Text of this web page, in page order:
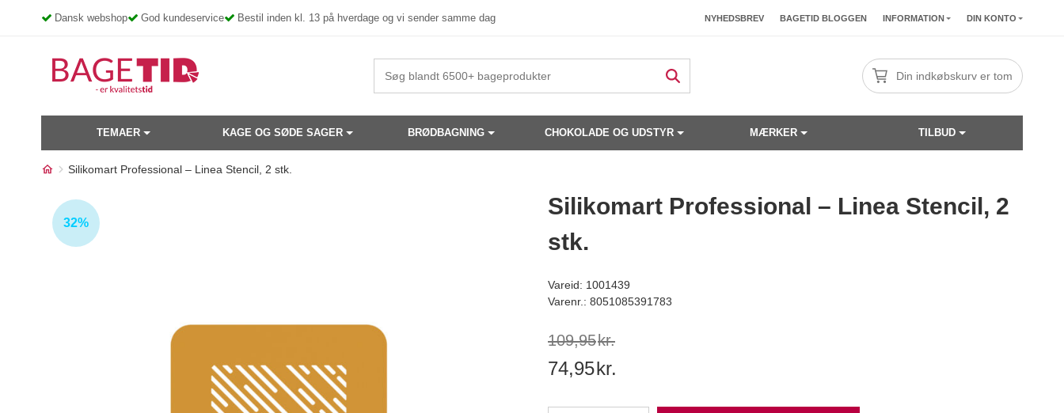
Dansk webshop God kundeservice Bestil inden kl. 13 på hverdage og vi sender samme dag NYHEDSBREV BAGETID BLOGGEN INFORMATION DIN KONTO
Din indkøbskurv er tom
TEMAER KAGE OG SØDE SAGER BRØDBAGNING CHOKOLADE OG UDSTYR MÆRKER TILBUD
Silikomart Professional – Linea Stencil, 2 stk.
Måske kunne nogle af disse produkter have din interesse? ☓
32%
Silikomart Professional – Linea Stencil, 2
stk.
Vareid: 1001439
Varenr.: 8051085391783
109,95kr.
Original
74,95kr.